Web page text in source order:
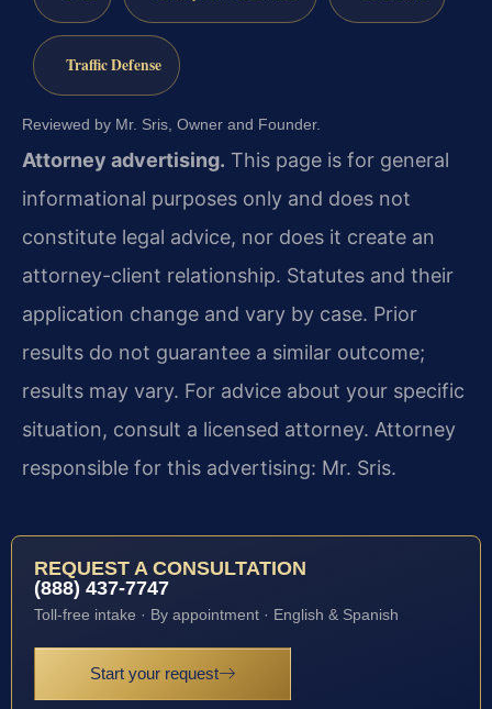
Traffic Defense
Reviewed by Mr. Sris, Owner and Founder.
Attorney advertising. This page is for general
informational purposes only and does not
constitute legal advice, nor does it create an
attorney-client relationship. Statutes and their
application change and vary by case. Prior
results do not guarantee a similar outcome;
results may vary. For advice about your specific
situation, consult a licensed attorney. Attorney
responsible for this advertising: Mr. Sris.
REQUEST A CONSULTATION
(888) 437-7747
Toll-free intake · By appointment · English & Spanish
Start your request